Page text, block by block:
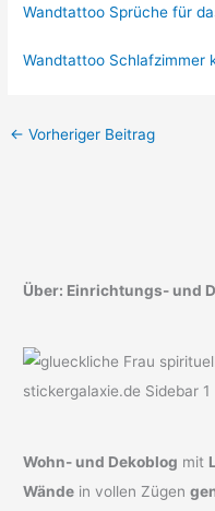
Wandtattoo Sprüche für
Wandtattoo Schlafzimmer
← Vorheriger Beitrag
Über: Einrichtungs- und
Wohn- und Dekoblog mit
Wände in vollen Zügen